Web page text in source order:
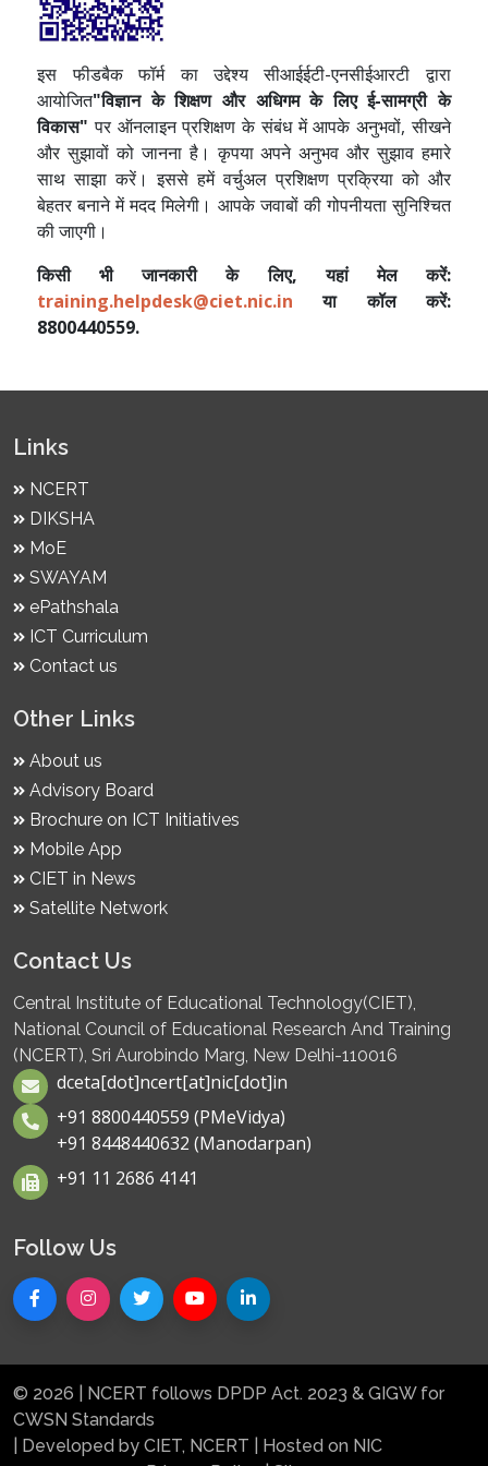
इस फीडबैक फॉर्म का उद्देश्य सीआईईटी-एनसीईआरटी द्वारा
आयोजित"विज्ञान के शिक्षण और अधिगम के लिए ई-सामग्री के
विकास"पर ऑनलाइन प्रशिक्षण के संबंध में आपके अनुभवों, सीखने
और सुझावों को जानना है। कृपया अपने अनुभव और सुझाव हमारे
साथ साझा करें। इससे हमें वर्चुअल प्रशिक्षण प्रक्रिया को और
बेहतर बनाने में मदद मिलेगी। आपके जवाबों की गोपनीयता सुनिश्चित
की जाएगी।
किसी भी जानकारी के लिए, यहां मेल करें:
training.helpdesk@ciet.nic.in या कॉल करें:
8800440559.
Links
NCERT
DIKSHA
MoE
SWAYAM
ePathshala
ICT Curriculum
Contact us
Other Links
About us
Advisory Board
Brochure on ICT Initiatives
Mobile App
CIET in News
Satellite Network
Contact Us
Central Institute of Educational Technology(CIET),
National Council of Educational Research And Training
(NCERT), Sri Aurobindo Marg, New Delhi-110016
dceta[dot]ncert[at]nic[dot]in
+91 8800440559 (PMeVidya)
+91 8448440632 (Manodarpan)
+91 11 2686 4141
Follow Us
© 2026 | NCERT follows DPDP Act. 2023 & GIGW for
CWSN Standards
| Developed by CIET, NCERT | Hosted on NIC